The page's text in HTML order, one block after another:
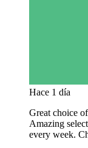
Hace 1 día
Great choice
Amazing
every week.